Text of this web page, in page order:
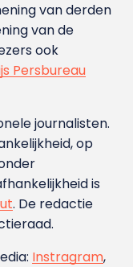
van derden
van de
ook
Persbureau
journalisten.
op
is
. De redactie
Instragram,